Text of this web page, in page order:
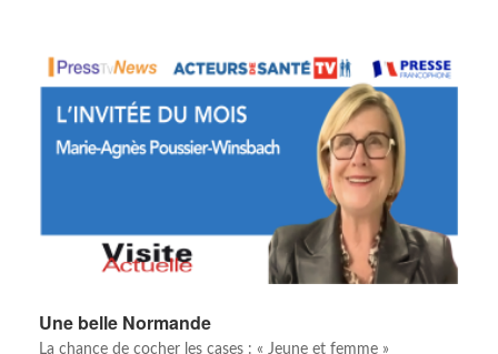
Une belle Normande
La chance de cocher les cases : « Jeune et femme »